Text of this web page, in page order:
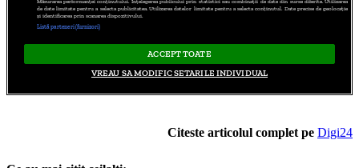
Citeste articolul complet pe Digi24